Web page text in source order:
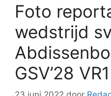
Foto
wedstrijd sv
GSV’28 VR1